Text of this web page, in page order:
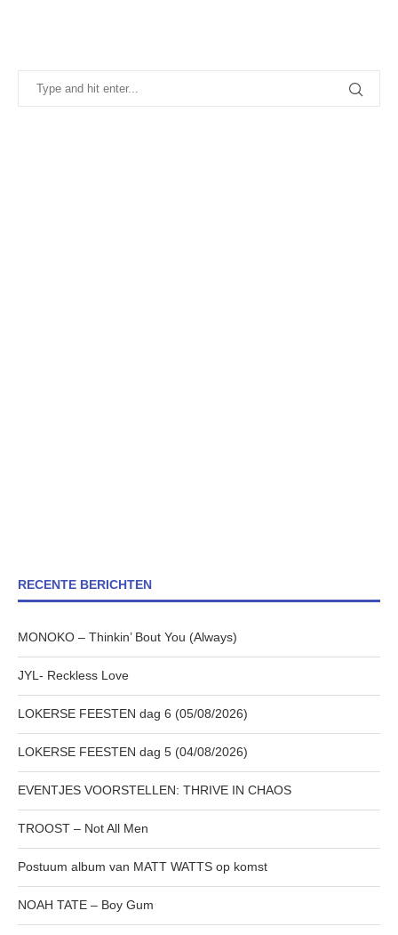
RECENTE BERICHTEN
MONOKO – Thinkin’ Bout You (Always)
JYL- Reckless Love
LOKERSE FEESTEN dag 6 (05/08/2026)
LOKERSE FEESTEN dag 5 (04/08/2026)
EVENTJES VOORSTELLEN: THRIVE IN CHAOS
TROOST – Not All Men
Postuum album van MATT WATTS op komst
NOAH TATE – Boy Gum